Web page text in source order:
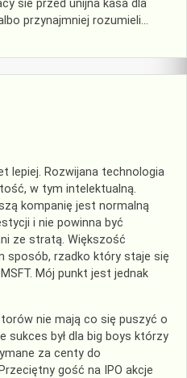
sie przed unijna kasa dla
przynajmniej rozumieli…
lepiej. Rozwijana technologia
w tym intelektualną.
kompanię jest normalną
i nie powinna być
ze stratą. Większość
sposób, rzadko który staje się
Mój punkt jest jednak
nie mają co się puszyć o
sukces był dla big boys którzy
za centy do
gość na IPO akcje